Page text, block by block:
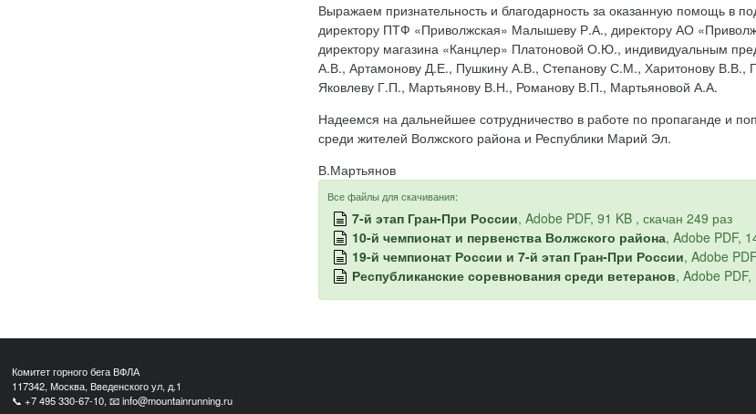
Выражаем признательность и благодарность за оказанную помощь в
директору ПТФ «Приволжская» Малышеву Р.А., директору АО
директору магазина «Канцлер» Платоновой О.Ю., индивидуальным
А.В., Артамонову Д.Е., Пушкину А.В., Степанову С.М., Харитонову
Яковлеву Г.П., Мартьянову В.Н., Романову В.П., Мартьяновой А.А.
Надеемся на дальнейшее сотрудничество в работе по пропаганде и
среди жителей Волжского района и Республики Марий Эл.
В.Мартьянов
Все файлы для скачивания:
7-й этап Гран-При России, Adobe PDF, 91 KB , скачан 249 раз
10-й чемпионат и первенства Волжского района, Adobe PDF,
19-й чемпионат России и 7-й этап Гран-При России, Adobe
Республиканские соревнования среди ветеранов, Adobe
Комитет горного бега ВФЛА
117342, Москва, Введенского ул, д.1
📞+7 495 330-67-10, 📧info@mountainrunning.ru